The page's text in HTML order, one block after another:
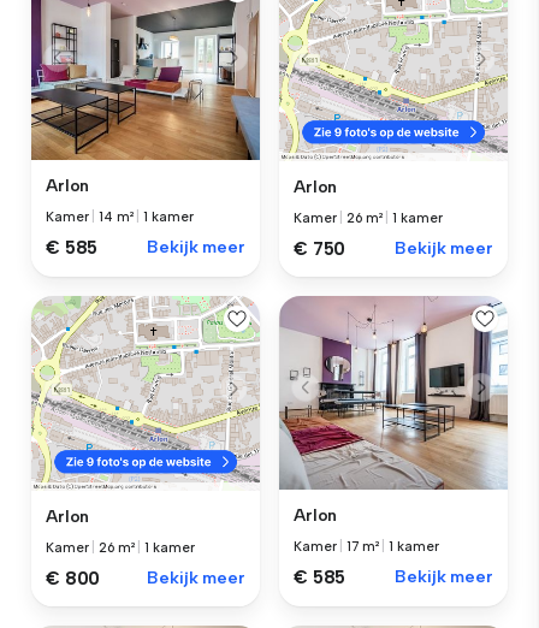
Arlon
Kamer |14 m² |1 kamer
€ 585 Bekijk meer
Arlon
Kamer |26 m² |1 kamer
€ 750 Bekijk meer
Arlon
Kamer |26 m² |1 kamer
€ 800 Bekijk meer
Arlon
Kamer |17 m² |1 kamer
€ 585 Bekijk meer